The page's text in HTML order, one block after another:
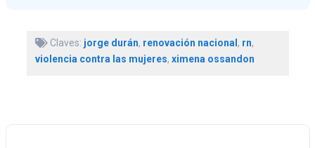
Claves: jorge durán, renovación nacional, rn,
violencia contra las mujeres, ximena ossandon